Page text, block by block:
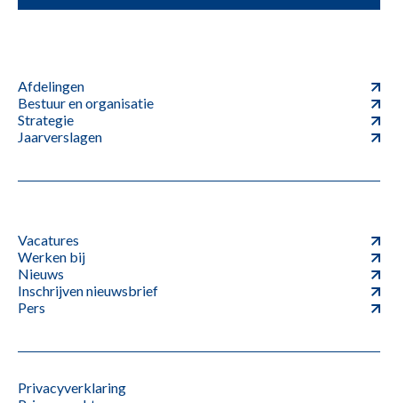
Afdelingen
Bestuur en organisatie
Strategie
Jaarverslagen
Vacatures
Werken bij
Nieuws
Inschrijven nieuwsbrief
Pers
Privacyverklaring